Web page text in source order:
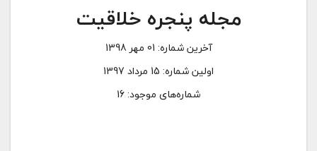
مجله پنجره خلاقیت
آخرین شماره: 01 مهر 1398
اولین شماره: 15 مرداد 1397
شماره‌های موجود: 16